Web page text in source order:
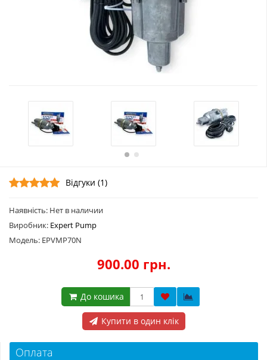
Відгуки (1)
Наявність: Нет в наличии
Виробник: Expert Pump
Модель: EPVMP70N
900.00 грн.
До кошика
Купити в один клік
Оплата